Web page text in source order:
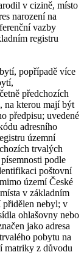
v cizině, místo
narození na
vazby
registru
popřípadě více
předchozích
na kterou mají být
předpisu; uvedené
adresního
územní
trvalých
podle
poštovní
území České
v základním
přidělen nebyl; v
ohlašovny nebo
jako adresa
pobytu na
matriky z důvodu